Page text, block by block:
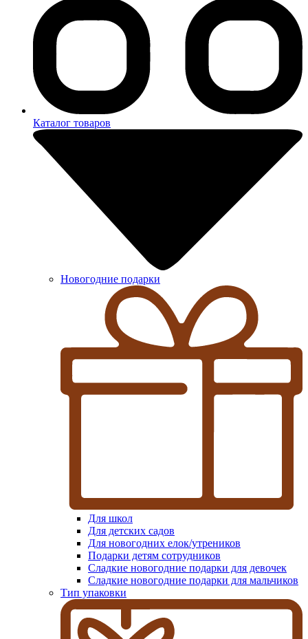
Каталог товаров
Новогодние подарки
Для школ
Для детских садов
Для новогодних елок/утреников
Подарки детям сотрудников
Сладкие новогодние подарки для девочек
Сладкие новогодние подарки для мальчиков
Тип упаковки